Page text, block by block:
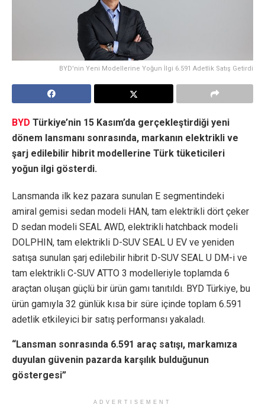
BYD'nin Yeni Modellerine Yoğun İlgi 6.591 Adetlik Satış Getirdi
BYD Türkiye’nin 15 Kasım’da gerçekleştirdiği yeni
dönem lansmanı sonrasında, markanın elektrikli ve
şarj edilebilir hibrit modellerine Türk tüketicileri
yoğun ilgi gösterdi.
Lansmanda ilk kez pazara sunulan E segmentindeki
amiral gemisi sedan modeli HAN, tam elektrikli dört çeker
D sedan modeli SEAL AWD, elektrikli hatchback modeli
DOLPHIN, tam elektrikli D-SUV SEAL U EV ve yeniden
satışa sunulan şarj edilebilir hibrit D-SUV SEAL U DM-i ve
tam elektrikli C-SUV ATTO 3 modelleriyle toplamda 6
araçtan oluşan güçlü bir ürün gamı tanıtıldı. BYD Türkiye, bu
ürün gamıyla 32 günlük kısa bir süre içinde toplam 6.591
adetlik etkileyici bir satış performansı yakaladı.
“Lansman sonrasında 6.591 araç satışı, markamıza
duyulan güvenin pazarda karşılık bulduğunun
göstergesi”
ADVERTISEMENT